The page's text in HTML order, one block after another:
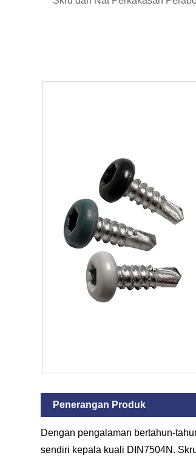
Penerangan Produk
Dengan pengalaman bertahun-
sendiri kepala kuali DIN7504N.